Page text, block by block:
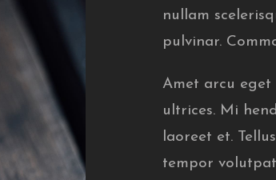
nullam
pulvinar.
Amet arcu eget
ultrices. Mi
laoreet et.
tempor